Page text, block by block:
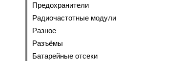
Предохранители
Радиочастотные модули
Разное
Разъёмы
Батарейные отсеки